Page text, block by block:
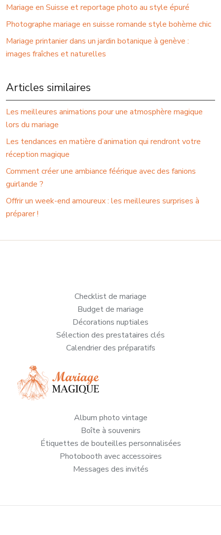
Mariage en Suisse et reportage photo au style épuré
Photographe mariage en suisse romande style bohème chic
Mariage printanier dans un jardin botanique à genève :
images fraîches et naturelles
Articles similaires
Les meilleures animations pour une atmosphère magique
lors du mariage
Les tendances en matière d’animation qui rendront votre
réception magique
Comment créer une ambiance féérique avec des fanions
guirlande ?
Offrir un week-end amoureux : les meilleures surprises à
préparer !
Checklist de mariage
Budget de mariage
Décorations nuptiales
Sélection des prestataires clés
Calendrier des préparatifs
Album photo vintage
Boîte à souvenirs
Étiquettes de bouteilles personnalisées
Photobooth avec accessoires
Messages des invités